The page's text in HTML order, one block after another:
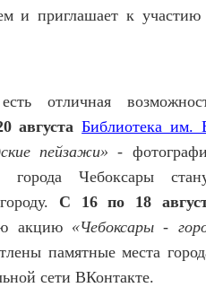
и приглашает к участию
отличная
августа Библиотека им.
пейзажи» -
Чебоксары
С 16 по 18
акцию «Чебоксары -
памятные места
сети ВКонтакте.